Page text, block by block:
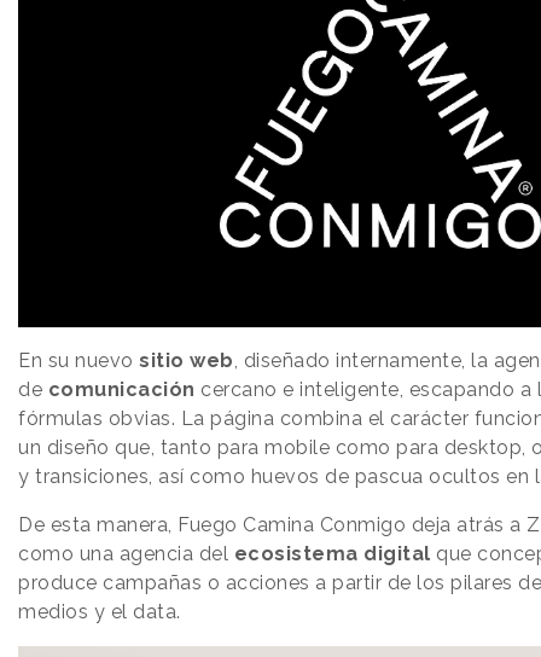
En su nuevo sitio web, diseñado internamente, la
de comunicación cercano e inteligente, escapando
fórmulas obvias. La página combina el carácter
un diseño que, tanto para mobile como para desktop,
y transiciones, así como huevos de pascua ocultos en
De esta manera, Fuego Camina Conmigo deja atrás a
como una agencia del ecosistema digital que
produce campañas o acciones a partir de los pilares
medios y el data.